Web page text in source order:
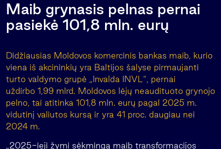
Maib grynasis pelnas pernai
pasiekė 101,8 mln. eurų
Didžiausias Moldovos komercinis bankas maib, kurio
viena iš akcininkių yra Baltijos šalyse pirmaujanti
turto valdymo grupė „Invalda INVL“, pernai
uždirbo 1,99 mlrd. Moldovos lėjų neaudituoto grynojo
pelno, tai atitinka 101,8 mln. eurų pagal 2025 m.
vidutinį valiutos kursą ir yra 41 proc. daugiau nei
2024 m.
„2025-ieji žymi sėkmingą maib transformacijos